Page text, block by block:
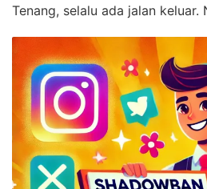
Tenang, selalu ada jalan keluar.